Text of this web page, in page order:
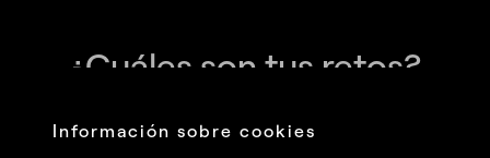
¿Cuáles son tus retos?
Llámanos y juntos los haremos realidad
Información sobre cookies